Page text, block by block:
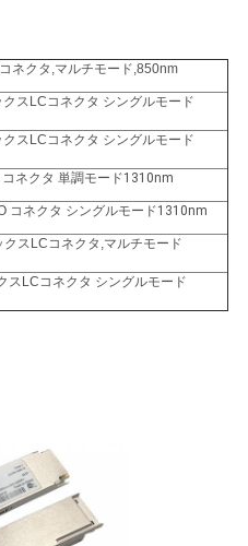
ネクタ,マルチモード,850nm
スLCコネクタ シングルモード
スLCコネクタ シングルモード
ネクタ 単調モード1310nm
コネクタ シングルモード1310nm
スLCコネクタ,マルチモード
スLCコネクタ シングルモード